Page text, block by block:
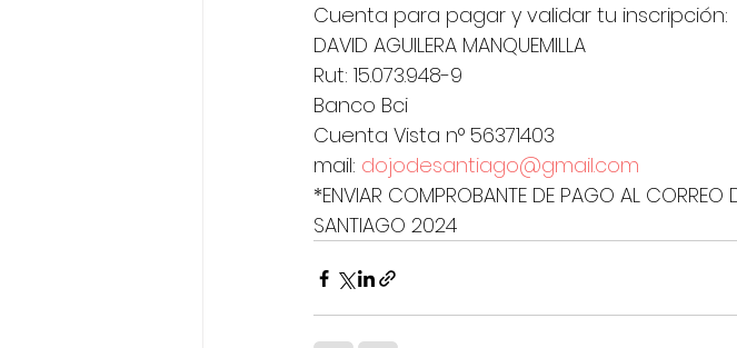
Cuenta para pagar y validar tu inscripción:
DAVID AGUILERA MANQUEMILLA
Rut: 15.073.948-9
Banco Bci
Cuenta Vista n° 56371403
mail: dojodesantiago@gmail.com
*ENVIAR COMPROBANTE DE PAGO AL CORREO
SANTIAGO 2024